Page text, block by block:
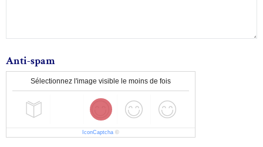
Anti-spam
Sélectionnez l'image visible le moins de fois
IconCaptcha ©